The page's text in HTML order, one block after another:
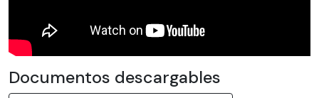
Documentos descargables